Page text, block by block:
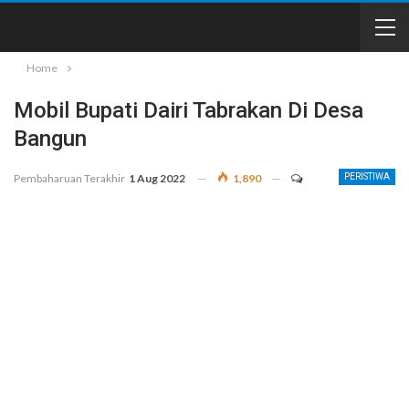
Home
Mobil Bupati Dairi Tabrakan Di Desa
Bangun
PERISTIWA
Pembaharuan Terakhir 1 Aug 2022 1,890